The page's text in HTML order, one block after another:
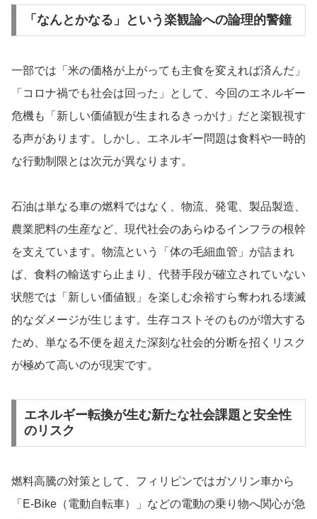
「なんとかなる」という楽観論への論理的警鐘
一部では「米の価格が上がっても主食を変えれば済んだ」
「コロナ禍でも社会は回った」として、今回のエネルギー
危機も「新しい価値観が生まれるきっかけ」だと楽観視す
る声があります。しかし、エネルギー問題は食料や一時的
な行動制限とは次元が異なります。
石油は単なる車の燃料ではなく、物流、発電、製品製造、
農業肥料の生産など、現代社会のあらゆるインフラの根幹
を支えています。物流という「体の毛細血管」が詰まれ
ば、食料の輸送すら止まり、代替手段が確立されていない
状態では「新しい価値観」を楽しむ余裕すら奪われる壊滅
的なダメージが生じます。生存コストそのものが増大する
ため、単なる不便を超えた深刻な社会的分断を招くリスク
が極めて高いのが現実です。
エネルギー転換が生む新たな社会課題と安全性
のリスク
燃料高騰の対策として、フィリピンではガソリン車から
「E-Bike（電動自転車）」などの電動の乗り物へ関心が急